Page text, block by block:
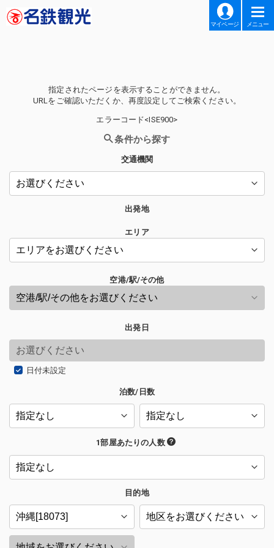
マイページ メニュー
指定されたページを表示することができません。
URLをご確認いただくか、再度設定してご検索ください。
エラーコード<ISE900>
条件から探す
交通機関
出発地
エリア
空港/駅/その他
出発日
日付未設定
泊数/日数
1部屋あたりの人数
目的地